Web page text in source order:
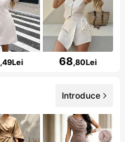
,49Lei 68,80Lei
Introduce